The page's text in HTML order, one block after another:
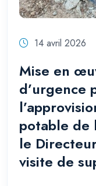
14 avril 2026
Mise en
d’urgence
potable de
le
visite de